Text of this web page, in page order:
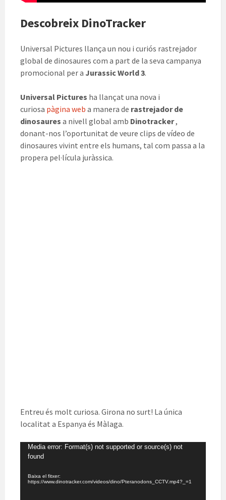
Descobreix DinoTracker
Universal Pictures llança un nou i curiós rastrejador
global de dinosaures com a part de la seva campanya
promocional per a Jurassic World 3.
Universal Pictures ha llançat una nova i
curiosa pàgina web a manera de rastrejador de
dinosaures a nivell global amb Dinotracker,
donant-nos l’oportunitat de veure clips de vídeo de
dinosaures vivint entre els humans, tal com passa a la
propera pel·lícula juràssica.
Entreu és molt curiosa. Girona no surt! La única
localitat a Espanya és Màlaga.
Reproductor
Media error: Format(s) not supported or source(s) not
found
Baixa el fitxer:
https://www.dinotracker.com/videos/dino/Pteranodons_CCTV.mp4?_=1